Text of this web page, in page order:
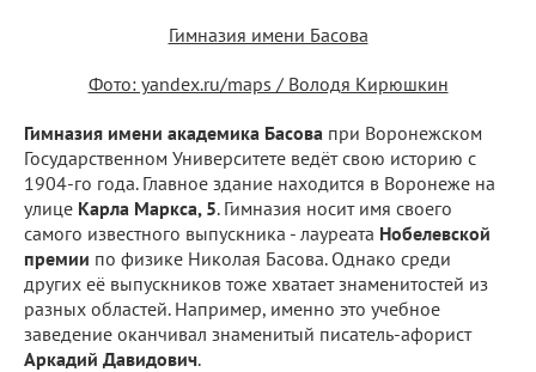
Гимназия имени Басова
Фото: yandex.ru/maps / Володя Кирюшкин
Гимназия имени академика Басова при Воронежском
Государственном Университете ведёт свою историю с
1904-го года. Главное здание находится в Воронеже на
улице Карла Маркса, 5. Гимназия носит имя своего
самого известного выпускника - лауреата Нобелевской
премии по физике Николая Басова. Однако среди
других её выпускников тоже хватает знаменитостей из
разных областей. Например, именно это учебное
заведение оканчивал знаменитый писатель-афорист
Аркадий Давидович.